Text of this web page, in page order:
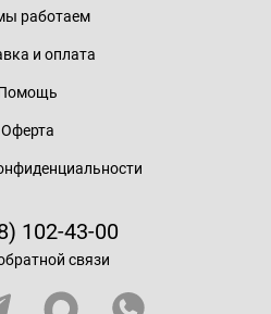
работаем
и оплата
Оферта
102-43-00
связи